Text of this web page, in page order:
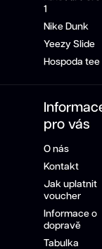
1
Nike Dunk
Yeezy Slide
Hospoda tee
pro vás
O nás
Kontakt
Jak uplatnit
voucher
Informace o
dopravě
Tabulka